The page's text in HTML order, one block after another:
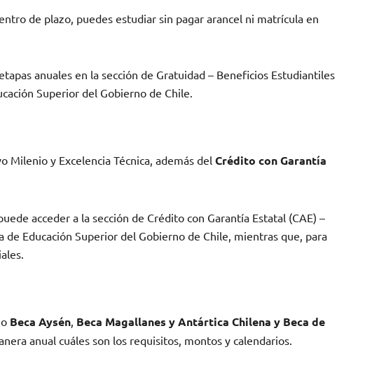
de plazo, puedes estudiar sin pagar arancel ni matrícula en
anuales en la sección de Gratuidad – Beneficios Estudiantiles
Superior del Gobierno de Chile.
Milenio y Excelencia Técnica, además delCrédito con Garantía
acceder a la sección de Crédito con Garantía Estatal (CAE) –
Educación Superior del Gobierno de Chile, mientras que, para
Beca Aysén Beca Magallanes y Antártica Chilena y Beca de
anual cuáles son los requisitos, montos y calendarios.